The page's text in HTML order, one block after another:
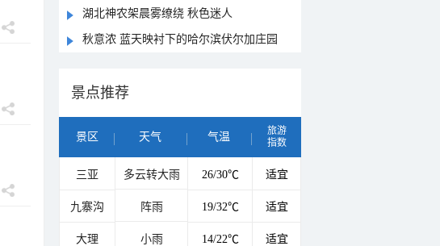
湖北神农架晨雾缭绕 秋色迷人
秋意浓 蓝天映衬下的哈尔滨伏尔加庄园
景点推荐
景区 天气 气温
旅游
指数
三亚 多云转大雨 26/30℃ 适宜
九寨沟 阵雨 19/32℃ 适宜
大理 小雨 14/22℃ 适宜